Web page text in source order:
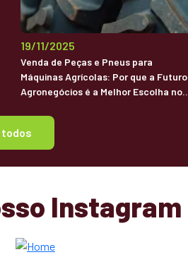
19/11/2025
Venda de Peças e Pneus para
Máquinas Agrícolas: Por que a Futuro
Agronegócios é a Melhor Escolha no
todos
Instagram